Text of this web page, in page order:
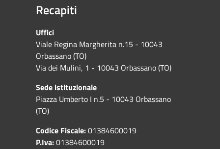
Recapiti
Uffici
Viale Regina Margherita n.15 - 10043
Orbassano (TO)
Via dei Mulini, 1 - 10043 Orbassano (TO)
Sede istituzionale
Piazza Umberto I n.5 - 10043 Orbassano
(TO)
Codice Fiscale:01384600019
P.Iva:01384600019